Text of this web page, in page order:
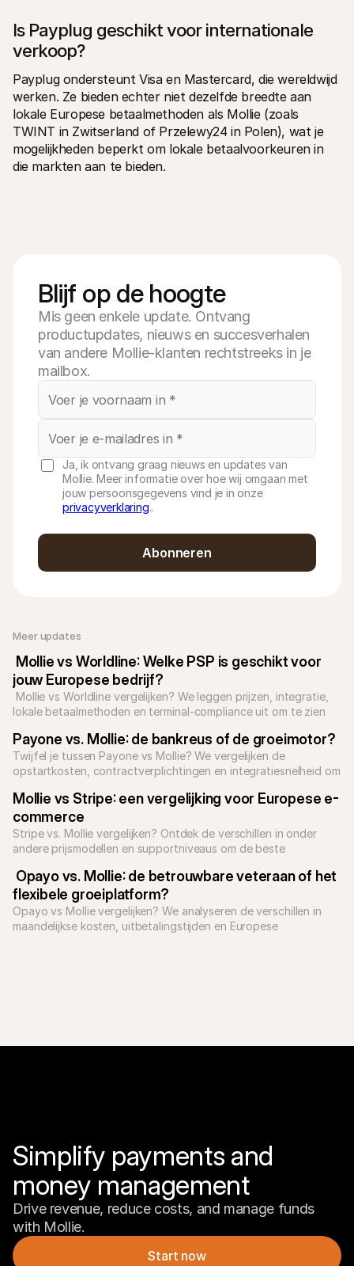
Is Payplug geschikt voor internationale
verkoop?
Payplug ondersteunt Visa en Mastercard, die wereldwijd
werken. Ze bieden echter niet dezelfde breedte aan
lokale Europese betaalmethoden als Mollie (zoals
TWINT in Zwitserland of Przelewy24 in Polen), wat je
mogelijkheden beperkt om lokale betaalvoorkeuren in
die markten aan te bieden.
Meer updates
jouw Europese bedrijf?
lokale betaalmethoden en terminal-compliance uit om te zien
Payone vs. Mollie: de bankreus of de groeimotor?
Twijfel je tussen Payone vs Mollie? We vergelijken de
opstartkosten, contractverplichtingen en integratiesnelheid om
Mollie vs Stripe: een vergelijking voor Europese e-
commerce
Stripe vs. Mollie vergelijken? Ontdek de verschillen in onder
andere prijsmodellen en supportniveaus om de beste
flexibele groeiplatform?
Opayo vs Mollie vergelijken? We analyseren de verschillen in
maandelijkse kosten, uitbetalingstijden en Europese
Blijf op de hoogte
Mis geen enkele update. Ontvang
productupdates, nieuws en succesverhalen
van andere Mollie-klanten rechtstreeks in je
mailbox.
Ja, ik ontvang graag nieuws en updates van
Mollie. Meer informatie over hoe wij omgaan met
jouw persoonsgegevens vind je in onze
privacyverklaring..
Abonneren
Simplify payments and
money management
Drive revenue, reduce costs, and manage funds
with Mollie.
Start now